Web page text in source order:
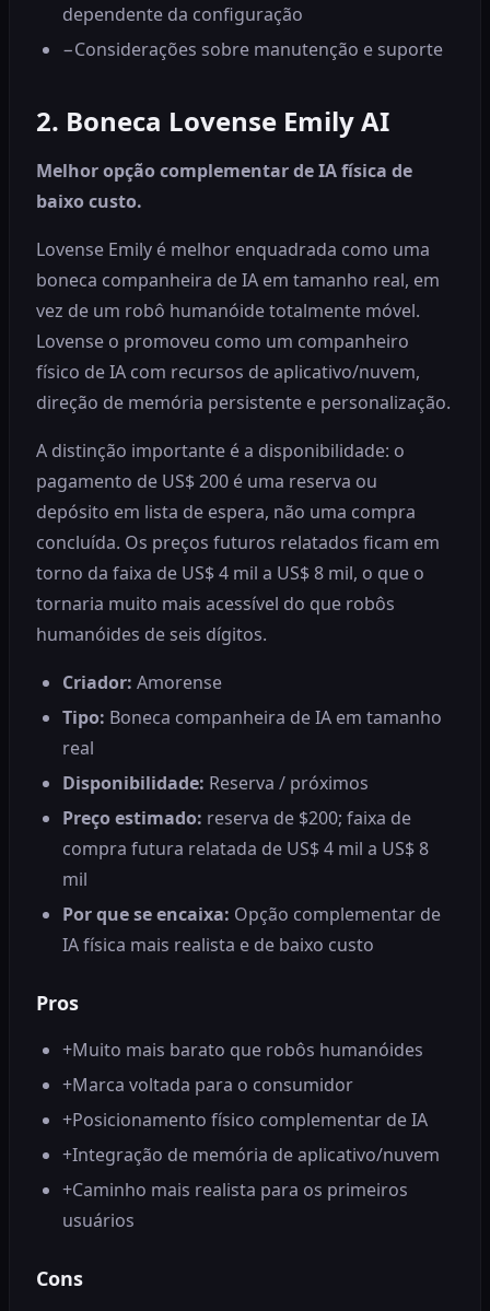
dependente da configuração
−Considerações sobre manutenção e suporte
2. Boneca Lovense Emily AI
Melhor opção complementar de IA física de
baixo custo.
Lovense Emily é melhor enquadrada como uma
boneca companheira de IA em tamanho real, em
vez de um robô humanóide totalmente móvel.
Lovense o promoveu como um companheiro
físico de IA com recursos de aplicativo/nuvem,
direção de memória persistente e personalização.
A distinção importante é a disponibilidade: o
pagamento de US$ 200 é uma reserva ou
depósito em lista de espera, não uma compra
concluída. Os preços futuros relatados ficam em
torno da faixa de US$ 4 mil a US$ 8 mil, o que o
tornaria muito mais acessível do que robôs
humanóides de seis dígitos.
Criador: Amorense
Tipo: Boneca companheira de IA em tamanho
real
Disponibilidade: Reserva / próximos
Preço estimado: reserva de $200; faixa de
compra futura relatada de US$ 4 mil a US$ 8
mil
Por que se encaixa: Opção complementar de
IA física mais realista e de baixo custo
Pros
+Muito mais barato que robôs humanóides
+Marca voltada para o consumidor
+Posicionamento físico complementar de IA
+Integração de memória de aplicativo/nuvem
+Caminho mais realista para os primeiros
usuários
Cons